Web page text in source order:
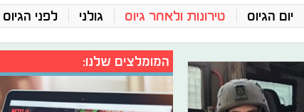
יום הגיוס טירונות ולאחר גיוס גולני לפני הגיוס
המומלצים שלנו: